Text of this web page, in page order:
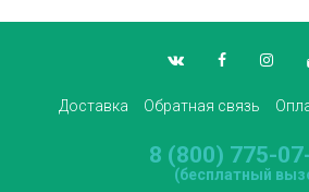
Доставка Обратная связь
8 (800) 775-
(бесплатный